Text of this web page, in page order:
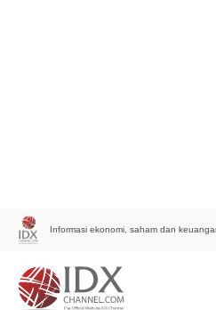
Informasi ekonomi, saham dan